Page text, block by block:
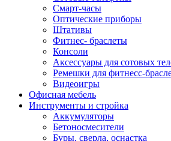
Смарт-часы
Оптические приборы
Штативы
Фитнес- браслеты
Консоли
Аксессуары для сотовых
Ремешки для фитнесс-
Видеоигры
Офисная мебель
Инструменты и стройка
Аккумуляторы
Бетоносмесители
Буры, сверла, оснастка